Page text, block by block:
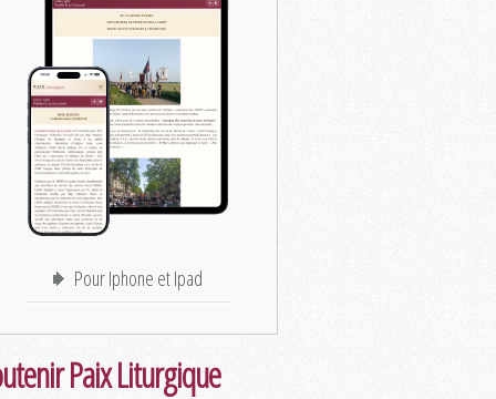
Pour Iphone et Ipad
Paix Liturgique